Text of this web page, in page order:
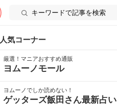
人気コーナー
厳選！マニアおすすめ通販
ヨムーノモール
ヨムーノでしか読めない！
ゲッターズ飯田さん最新占い